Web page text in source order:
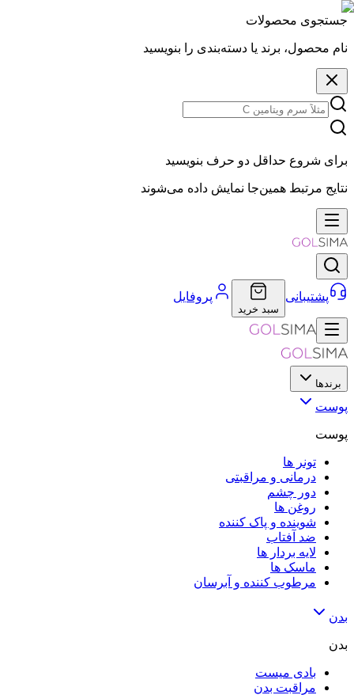
جستجوی محصولات
نام محصول، برند یا دسته‌بندی را بنویسید
برای شروع حداقل دو حرف بنویسید
نتایج مرتبط همین‌جا نمایش داده می‌شوند
پشتیبانی
سبد خرید
پروفایل
برندها
پوست
پوست
تونر ها
درمانی و مراقبتی
دور چشم
روغن ها
شوینده و پاک کننده
ضد آفتاب
لایه‌ بردار ها
ماسک ها
مرطوب کننده و آبرسان
بدن
بدن
بادی میست
مراقبت بدن